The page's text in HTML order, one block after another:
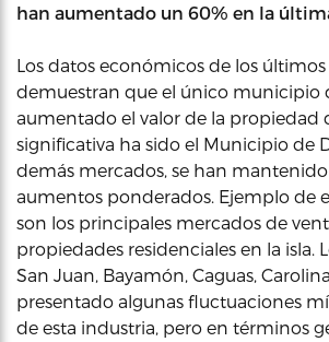
han aumentado un 60% en la
Los datos económicos de los últimos
demuestran que el único municipio
aumentado el valor de la propiedad
significativa ha sido el Municipio de
demás mercados, se han mantenido
aumentos ponderados. Ejemplo de
son los principales mercados de
propiedades residenciales en la isla.
San Juan, Bayamón, Caguas,
presentado algunas fluctuaciones
de esta industria, pero en términos